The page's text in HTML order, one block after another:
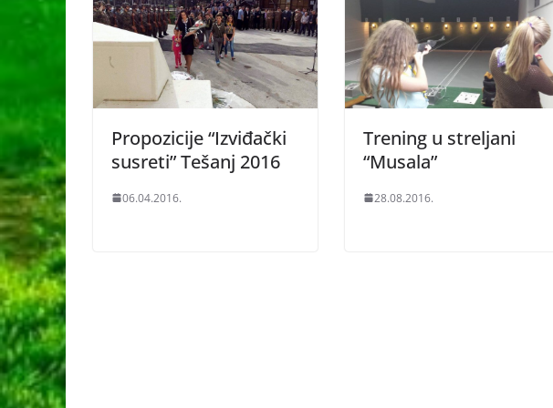
Propozicije “Izviđački
susreti” Tešanj 2016
06.04.2016.
Trening u streljani
“Musala”
28.08.2016.